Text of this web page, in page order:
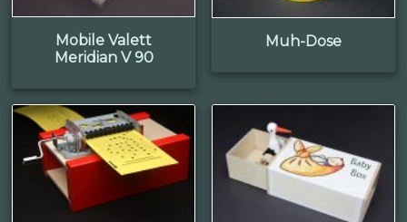
Mobile Valett
Meridian V 90
Muh-Dose